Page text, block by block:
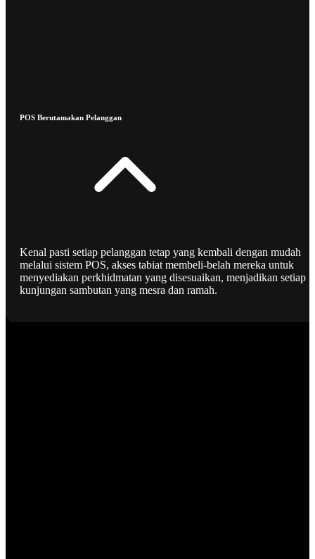
POS Berutamakan Pelanggan
Kenal pasti setiap pelanggan tetap yang kembali dengan mudah
melalui sistem POS, akses tabiat membeli-belah mereka untuk
menyediakan perkhidmatan yang disesuaikan, menjadikan setiap
kunjungan sambutan yang mesra dan ramah.